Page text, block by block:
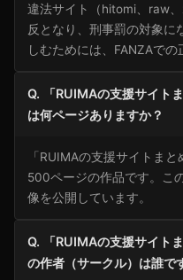
違法サイト（hitomi、raw
反となり、刑事罰の対象に
しむためには、FANZAでの
Q. 「RUIMAの支援サイト
は何ページありますか？
「RUIMAの支援サイトま
500ページの作品です。こ
像を公開しています。
Q. 「RUIMAの支援サイト
の作者（サークル）は誰で